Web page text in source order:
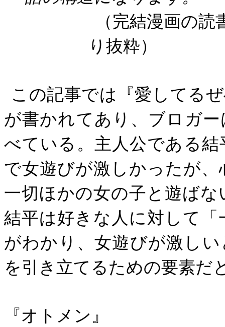
（完結漫画の
り抜粋）
この記事では『愛してる
が書かれてあり、ブロガ
べている。主人公である
で女遊びが激しかったが
一切ほかの女の子と遊ば
結平は好きな人に対して
がわかり、女遊びが激し
を引き立てるための要素だ
『オトメン』